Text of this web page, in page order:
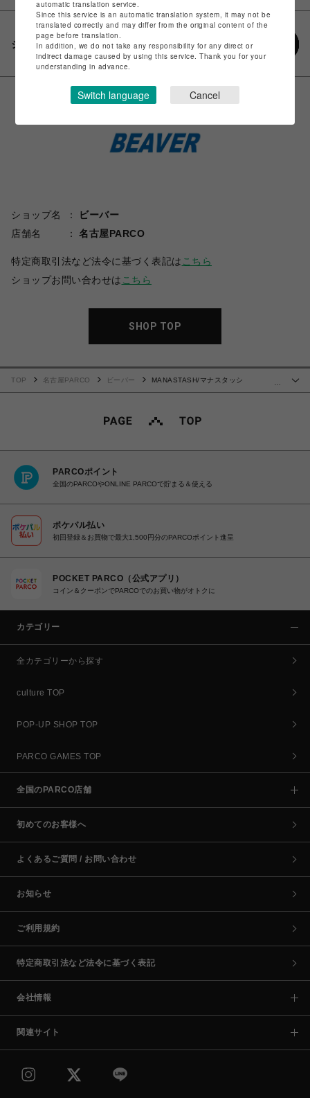
シェアする
ショップ名
ビーバー
店舗名
名古屋PARCO
特定商取引法など法令に基づく表記は こちら
ショップお問い合わせは こちら
SHOP TOP
…
TOP 名古屋PARCO ビーバー
MANASTASH/マナスタッシ
PARCOポイント
全国のPARCOやONLINE PARCOで貯まる＆使える
ポケパル払い
初回登録＆お買物で最大1,500円分のPARCOポイント進呈
POCKET PARCO（公式アプリ）
コイン＆クーポンでPARCOでのお買い物がオトクに
カテゴリー
全カテゴリーから探す
culture TOP
POP-UP SHOP TOP
PARCO GAMES TOP
全国のPARCO店舗
初めてのお客様へ
よくあるご質問 / お問い合わせ
お知らせ
ご利用規約
特定商取引法など法令に基づく表記
会社情報
関連サイト
automatic translation service.
Since this service is an automatic translation system, it may not be
translated correctly and may differ from the original content of the
page before translation.
In addition, we do not take any responsibility for any direct or
indirect damage caused by using this service. Thank you for your
understanding in advance.
Switch language Cancel